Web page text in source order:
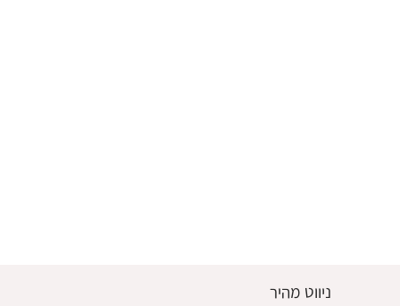
ניווט מהיר